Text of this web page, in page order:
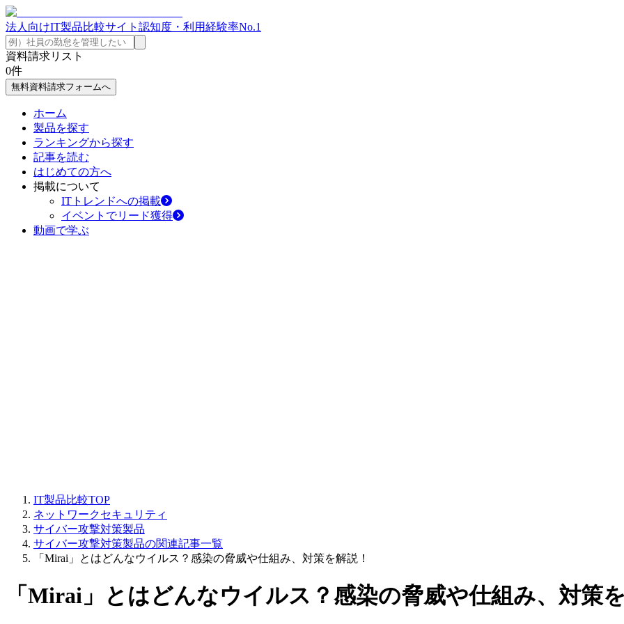
法人向けIT製品比較サイト 認知度・利用経験率No.1
資料請求リスト
0件
無料資料請求フォームへ
ホーム
製品を探す
ランキングから探す
記事を読む
はじめての方へ
掲載について
ITトレンドへの掲載
イベントでリード獲得
動画で学ぶ
IT製品比較TOP
ネットワークセキュリティ
サイバー攻撃対策製品
サイバー攻撃対策製品の関連記事一覧
「Mirai」とはどんなウイルス？感染の脅威や仕組み、対策を解説！
「Mirai」とはどんなウイルス？感染の脅威や仕組み、対策